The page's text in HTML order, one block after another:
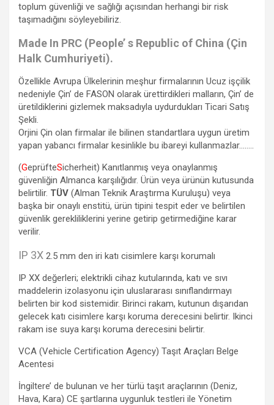
toplum güvenliği ve sağlığı açısından herhangi bir risk
taşımadığını söyleyebiliriz.
Made In PRC (People’ s Republic of China (Çin
Halk Cumhuriyeti).
Özellikle Avrupa Ülkelerinin meşhur firmalarının Ucuz işçilik
nedeniyle Çin’ de FASON olarak ürettirdikleri malların, Çin’ de
üretildiklerini gizlemek maksadıyla uydurdukları Ticari Satış
Şekli.
Orjini Çin olan firmalar ile bilinen standartlara uygun üretim
yapan yabancı firmalar kesinlikle bu ibareyi kullanmazlar……..
(GeprüfteSicherheit) Kanıtlanmış veya onaylanmış
güvenliğin Almanca karşılığıdır. Ürün veya ürünün kutusunda
belirtilir. TÜV (Alman Teknik Araştırma Kuruluşu) veya
başka bir onaylı enstitü, ürün tipini tespit eder ve belirtilen
güvenlik gerekliliklerini yerine getirip getirmediğine karar
verilir.
IP 3X 2.5 mm den iri katı cisimlere karşı korumalı
IP XX değerleri; elektrikli cihaz kutularında, katı ve sıvı
maddelerin izolasyonu için uluslararası sınıflandırmayı
belirten bir kod sistemidir. Birinci rakam, kutunun dışarıdan
gelecek katı cisimlere karşı koruma derecesini belirtir. Ikinci
rakam ise suya karşı koruma derecesini belirtir.
VCA (Vehicle Certification Agency) Taşıt Araçları Belge
Acentesi
İngiltere’ de bulunan ve her türlü taşıt araçlarının (Deniz,
Hava, Kara) CE şartlarına uygunluk testleri ile Yönetim